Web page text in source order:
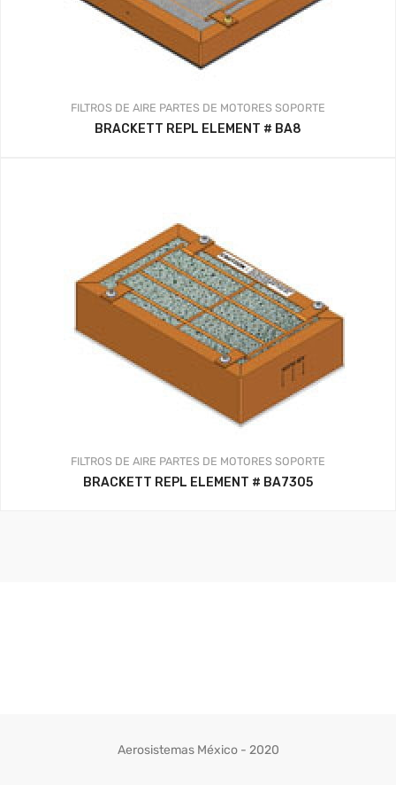
FILTROS DE AIRE PARTES DE MOTORES SOPORTE
BRACKETT REPL ELEMENT # BA8
FILTROS DE AIRE PARTES DE MOTORES SOPORTE
BRACKETT REPL ELEMENT # BA7305
Aerosistemas México - 2020